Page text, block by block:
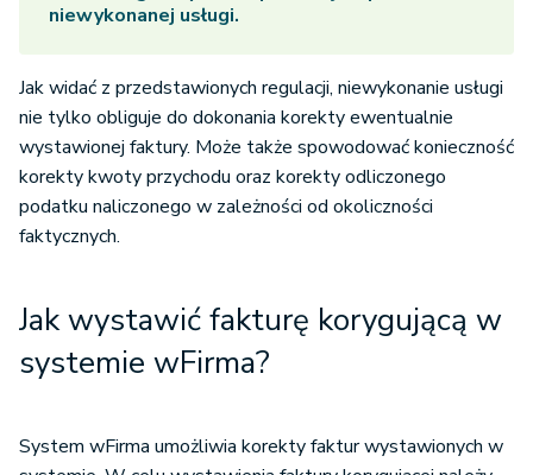
niewykonanej usługi.
Jak widać z przedstawionych regulacji, niewykonanie usługi
nie tylko obliguje do dokonania korekty ewentualnie
wystawionej faktury. Może także spowodować konieczność
korekty kwoty przychodu oraz korekty odliczonego
podatku naliczonego w zależności od okoliczności
faktycznych.
Jak wystawić fakturę korygującą w
systemie wFirma?
System wFirma umożliwia korekty faktur wystawionych w